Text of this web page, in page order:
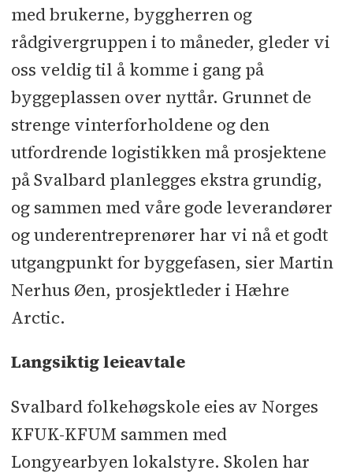
med brukerne, byggherren og
rådgivergruppen i to måneder, gleder vi
oss veldig til å komme i gang på
byggeplassen over nyttår. Grunnet de
strenge vinterforholdene og den
utfordrende logistikken må prosjektene
på Svalbard planlegges ekstra grundig,
og sammen med våre gode leverandører
og underentreprenører har vi nå et godt
utgangpunkt for byggefasen, sier Martin
Nerhus Øen, prosjektleder i Hæhre
Arctic.
Langsiktig leieavtale
Svalbard folkehøgskole eies av Norges
KFUK-KFUM sammen med
Longyearbyen lokalstyre. Skolen har